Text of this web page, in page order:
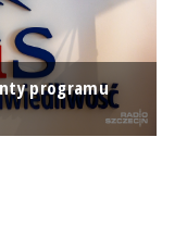
programu